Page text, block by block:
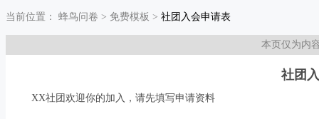
当前位置： 蜂鸟问卷 > 免费模板 > 社团入会申请表
本页仅为内
社团
XX社团欢迎你的加入，请先填写申请资料